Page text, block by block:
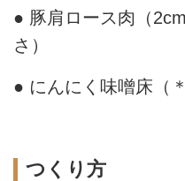
● 豚肩ロース肉（
さ）
● にんにく味噌床（＊
つくり方